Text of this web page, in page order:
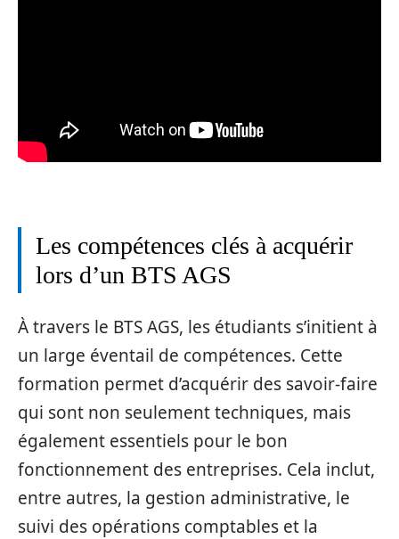
Les compétences clés à acquérir
lors d’un BTS AGS
À travers le BTS AGS, les étudiants s’initient à
un large éventail de compétences. Cette
formation permet d’acquérir des savoir-faire
qui sont non seulement techniques, mais
également essentiels pour le bon
fonctionnement des entreprises. Cela inclut,
entre autres, la gestion administrative, le
suivi des opérations comptables et la